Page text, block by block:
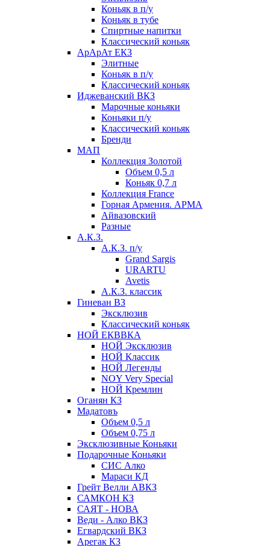
Коньяк в п/у
Коньяк в тубе
Спиртные напитки
Классический коньяк
АрАрАт ЕКЗ
Элитные
Коньяк в п/у
Классический коньяк
Иджеванский ВКЗ
Марочные коньяки
Коньяки п/у
Классический коньяк
Бренди
МАП
Коллекция Золотой
Объем 0,5 л
Коньяк 0,7 л
Коллекция France
Горная Армения. АРМА
Айвазовский
Разные
А.К.З.
А.К.З. п/у
Grand Sargis
URARTU
Avetis
А.К.З. классик
Гиневан ВЗ
Эксклюзив
Классический коньяк
НОЙ ЕКВВКА
НОЙ Эксклюзив
НОЙ Классик
НОЙ Легенды
NOY Very Speсial
НОЙ Кремлин
Оганян КЗ
Мадатовъ
Объем 0,5 л
Объем 0,75 л
Эксклюзивные Коньяки
Подарочные Коньяки
СИС Алко
Мараси КД
Грейт Велли АВКЗ
САМКОН КЗ
САЯТ - НОВА
Веди - Алко ВКЗ
Егвардский ВКЗ
Арегак КЗ